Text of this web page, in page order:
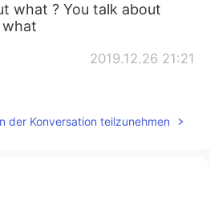
what ? You talk about
what
2019.12.26 21:21
unseen, God know
der Konversation teilzunehmen